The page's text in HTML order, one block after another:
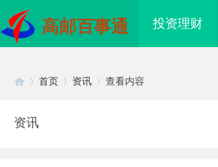
高邮百事通 投资理财
首页 资讯 查看内容
资讯